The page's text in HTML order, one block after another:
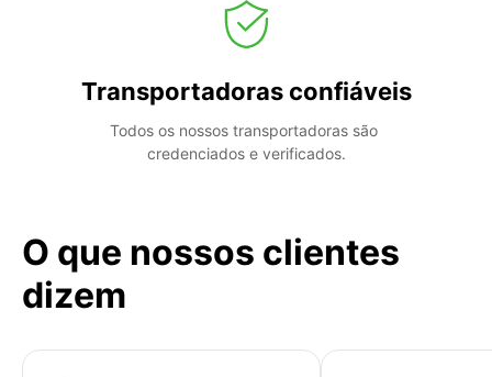
Transportadoras confiáveis
Todos os nossos transportadoras são
credenciados e verificados.
O que nossos clientes
dizem